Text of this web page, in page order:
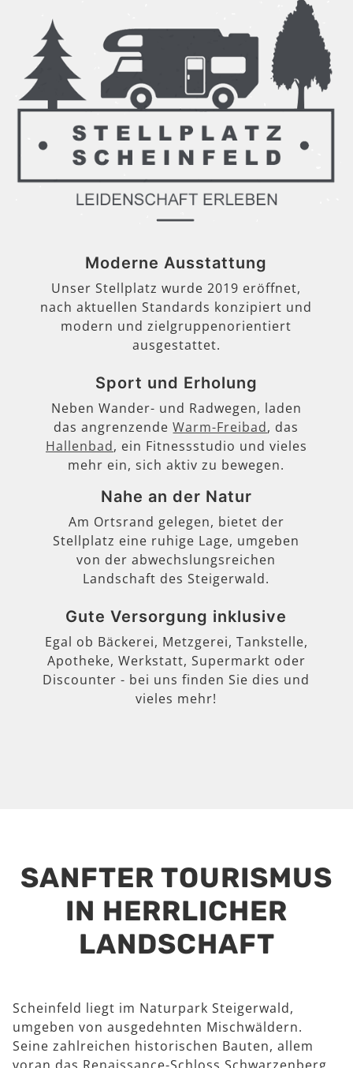
Moderne Ausstattung
Unser Stellplatz wurde 2019 eröffnet,
nach aktuellen Standards konzipiert und
modern und zielgruppenorientiert
ausgestattet.
Sport und Erholung
Neben Wander- und Radwegen, laden
das angrenzendeWarm-Freibad, das
Hallenbad, ein Fitnessstudio und vieles
mehr ein, sich aktiv zu bewegen.
Nahe an der Natur
Am Ortsrand gelegen, bietet der
Stellplatz eine ruhige Lage, umgeben
von der abwechslungsreichen
Landschaft des Steigerwald.
Gute Versorgung inklusive
Egal ob Bäckerei, Metzgerei, Tankstelle,
Apotheke, Werkstatt, Supermarkt oder
Discounter - bei uns finden Sie dies und
vieles mehr!
SANFTER TOURISMUS
IN HERRLICHER
LANDSCHAFT
Scheinfeld liegt im Naturpark Steigerwald,
umgeben von ausgedehnten Mischwäldern.
Seine zahlreichen historischen Bauten, allem